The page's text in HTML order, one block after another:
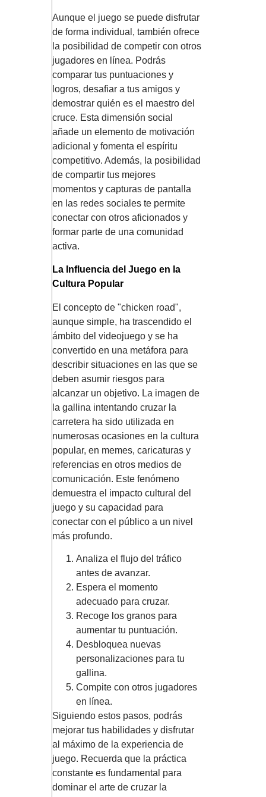
Aunque el juego se puede disfrutar
de forma individual, también ofrece
la posibilidad de competir con otros
jugadores en línea. Podrás
comparar tus puntuaciones y
logros, desafiar a tus amigos y
demostrar quién es el maestro del
cruce. Esta dimensión social
añade un elemento de motivación
adicional y fomenta el espíritu
competitivo. Además, la posibilidad
de compartir tus mejores
momentos y capturas de pantalla
en las redes sociales te permite
conectar con otros aficionados y
formar parte de una comunidad
activa.
La Influencia del Juego en la
Cultura Popular
El concepto de "chicken road",
aunque simple, ha trascendido el
ámbito del videojuego y se ha
convertido en una metáfora para
describir situaciones en las que se
deben asumir riesgos para
alcanzar un objetivo. La imagen de
la gallina intentando cruzar la
carretera ha sido utilizada en
numerosas ocasiones en la cultura
popular, en memes, caricaturas y
referencias en otros medios de
comunicación. Este fenómeno
demuestra el impacto cultural del
juego y su capacidad para
conectar con el público a un nivel
más profundo.
Analiza el flujo del tráfico
antes de avanzar.
Espera el momento
adecuado para cruzar.
Recoge los granos para
aumentar tu puntuación.
Desbloquea nuevas
personalizaciones para tu
gallina.
Compite con otros jugadores
en línea.
Siguiendo estos pasos, podrás
mejorar tus habilidades y disfrutar
al máximo de la experiencia de
juego. Recuerda que la práctica
constante es fundamental para
dominar el arte de cruzar la